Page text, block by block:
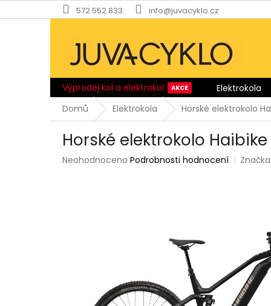
na
572 552 833 info@juvacyklo.cz
Výprodej kol a elektrokol Elektrokola
Domů
Elektrokola Horské elektrokolo
Horské elektrokolo
Průměrné
Neohodnoceno Podrobnosti hodnocení